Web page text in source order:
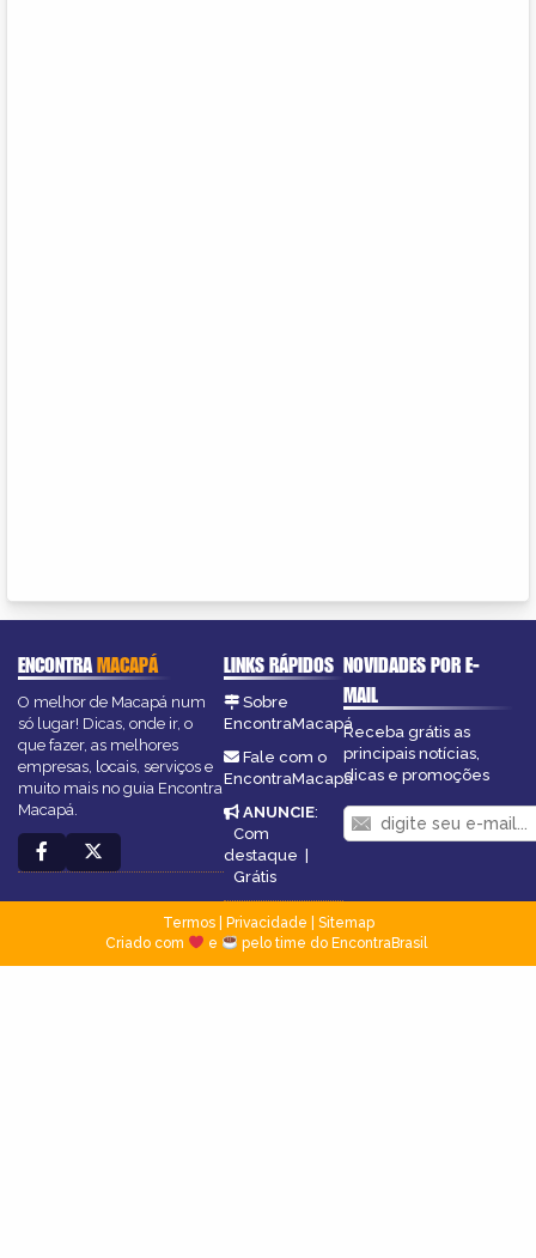
ENCONTRAMACAPÁ
O melhor de Macapá num
só lugar! Dicas, onde ir, o
que fazer, as melhores
empresas, locais, serviços e
muito mais no guia Encontra
Macapá.
LINKS RÁPIDOS
Sobre
EncontraMacapá
Fale com o
EncontraMacapá
ANUNCIE:
Com
destaque
Grátis
NOVIDADES POR E-
MAIL
Receba grátis as
principais notícias,
dicas e promoções
Termos| Privacidade
Sitemap
Criado com
e pelo time do EncontraBrasil